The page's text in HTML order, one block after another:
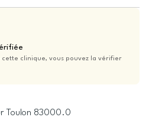
clinique, vous pouvez la vérifier
Toulon 83000.0